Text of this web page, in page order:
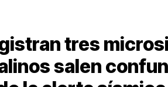
tres
salen